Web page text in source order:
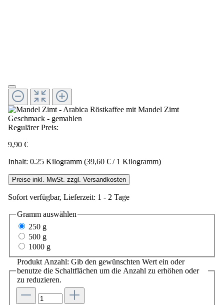
Regulärer Preis:
9,90 €
Inhalt: 0.25 Kilogramm (39,60 € / 1 Kilogramm)
Preise inkl. MwSt. zzgl. Versandkosten
Sofort verfügbar, Lieferzeit: 1 - 2 Tage
Gramm auswählen
250 g
500 g
1000 g
Produkt Anzahl: Gib den gewünschten Wert ein oder
benutze die Schaltflächen um die Anzahl zu erhöhen oder
zu reduzieren.